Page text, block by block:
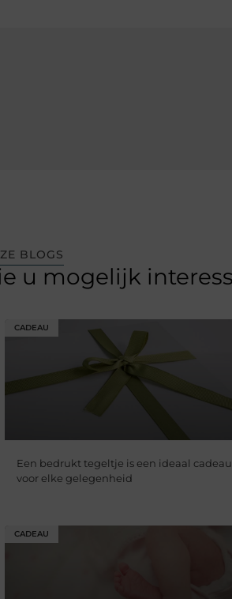
BLOGS
u mogelijk
CADEAU
Een bedrukt tegeltje is een ideaal cadeau
voor elke gelegenheid
CADEAU